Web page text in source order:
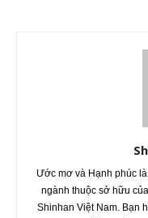
Ước mơ và Hạnh phúc
ngành thuộc sở hữu
Shinhan Việt Nam. Bạn